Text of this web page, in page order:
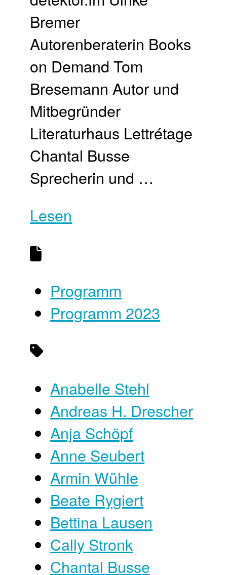
Bremer
Autorenberaterin Books
on Demand Tom
Bresemann Autor und
Mitbegründer
Literaturhaus Lettrétage
Chantal Busse
Sprecherin und …
Lesen
Programm
Programm 2023
Anabelle Stehl
Andreas H. Drescher
Anja Schöpf
Anne Seubert
Armin Wühle
Beate Rygiert
Bettina Lausen
Cally Stronk
Chantal Busse